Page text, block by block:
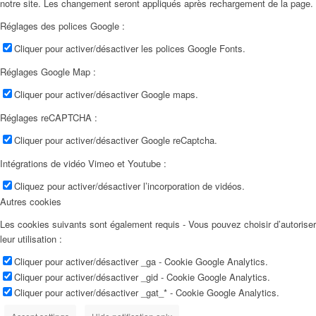
notre site. Les changement seront appliqués après rechargement de la page.
Réglages des polices Google :
Cliquer pour activer/désactiver les polices Google Fonts.
Réglages Google Map :
Cliquer pour activer/désactiver Google maps.
Réglages reCAPTCHA :
Cliquer pour activer/désactiver Google reCaptcha.
Intégrations de vidéo Vimeo et Youtube :
Cliquez pour activer/désactiver l’incorporation de vidéos.
Autres cookies
Les cookies suivants sont également requis - Vous pouvez choisir d’autoriser
leur utilisation :
Cliquer pour activer/désactiver _ga - Cookie Google Analytics.
Cliquer pour activer/désactiver _gid - Cookie Google Analytics.
Cliquer pour activer/désactiver _gat_* - Cookie Google Analytics.